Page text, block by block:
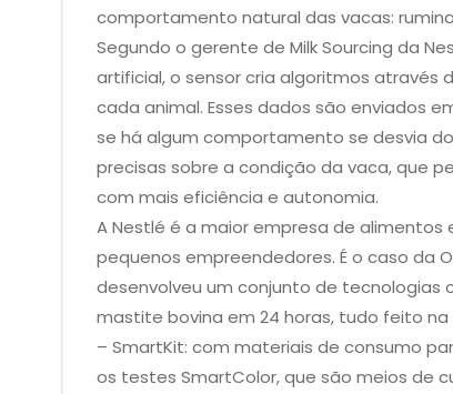
comportamento natural das vacas:
Segundo o gerente de Milk Sourcing da
artificial, o sensor cria algoritmos
cada animal. Esses dados são enviados
se há algum comportamento se desvia
precisas sobre a condição da vaca, que
com mais eficiência e autonomia.
A Nestlé é a maior empresa de
pequenos empreendedores. É o caso da
desenvolveu um conjunto de tecnologias
mastite bovina em 24 horas, tudo feito
– SmartKit: com materiais de consumo
os testes SmartColor, que são meios de